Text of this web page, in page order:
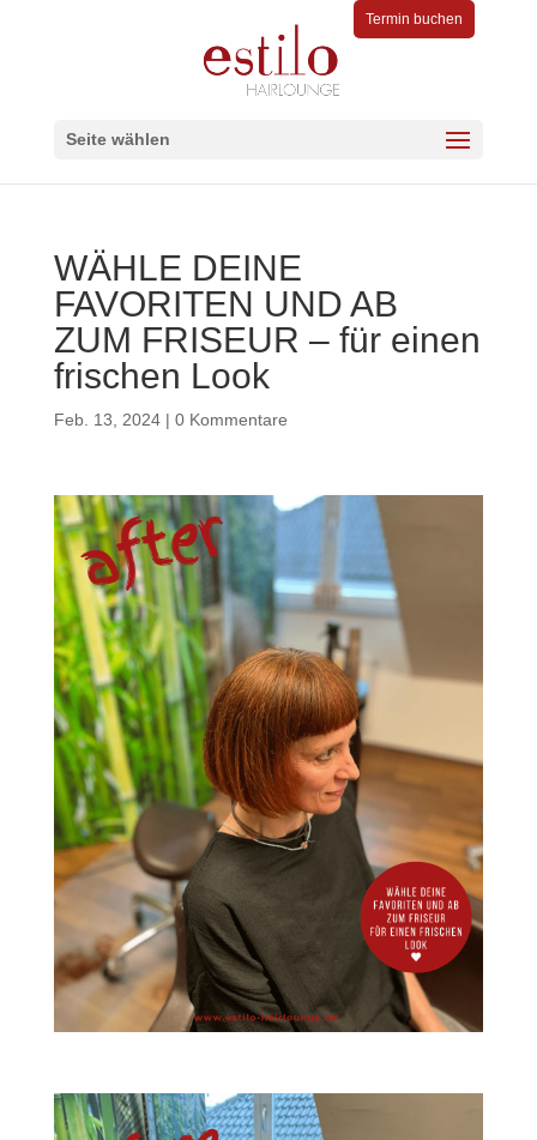
Termin buchen
Seite wählen
WÄHLE DEINE
FAVORITEN UND AB
ZUM FRISEUR – für einen
frischen Look
Feb. 13, 2024| 0 Kommentare